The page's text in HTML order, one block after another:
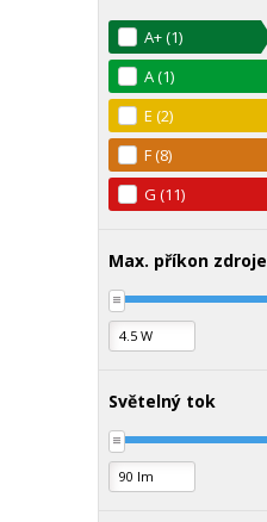
A+(1)
A(1)
E (2)
F(8)
G (11)
Max. příkon zdroje
Světelný tok